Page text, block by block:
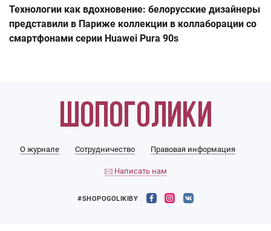
Технологии как вдохновение: белорусские дизайнеры
представили в Париже коллекции в коллаборации со
смартфонами серии Huawei Pura 90s
О журнале Сотрудничество Правовая информация
Написать нам
#SHOPOGOLIKIBY